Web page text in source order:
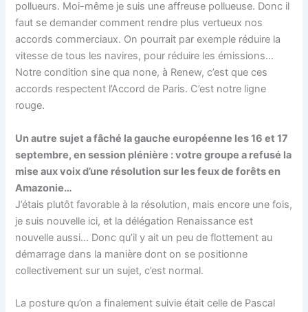
pollueurs. Moi-même je suis une affreuse pollueuse. Donc il
faut se demander comment rendre plus vertueux nos
accords commerciaux. On pourrait par exemple réduire la
vitesse de tous les navires, pour réduire les émissions…
Notre condition sine qua none, à Renew, c’est que ces
accords respectent l’Accord de Paris. C’est notre ligne
rouge.
Un autre sujet a fâché la gauche européenne les 16 et 17
septembre, en session plénière : votre groupe a refusé la
mise aux voix d’une résolution sur les feux de forêts en
Amazonie…
J’étais plutôt favorable à la résolution, mais encore une fois,
je suis nouvelle ici, et la délégation Renaissance est
nouvelle aussi… Donc qu’il y ait un peu de flottement au
démarrage dans la manière dont on se positionne
collectivement sur un sujet, c’est normal.
La posture qu’on a finalement suivie était celle de Pascal